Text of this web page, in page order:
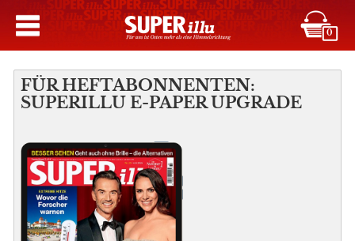
0
FÜR HEFTABONNENTEN:
SUPERILLU E-PAPER UPGRADE